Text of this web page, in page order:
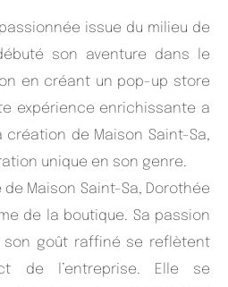
issue du milieu de
son aventure dans le
en créant un pop-up store
expérience enrichissante a
de Maison Saint-Sa,
unique en son genre.
Maison Saint-Sa, Dorothée
de la boutique. Sa passion
goût raffiné se reflètent
de l’entreprise. Elle se